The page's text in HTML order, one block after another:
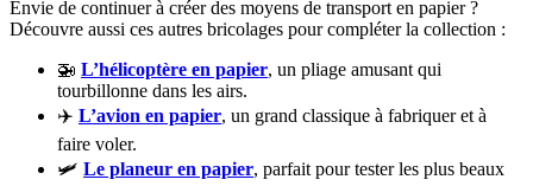
Envie de continuer à créer des moyens de transport en papier ?
Découvre aussi ces autres bricolages pour compléter la collection :
🚁 L’hélicoptère en papier, un pliage amusant qui
tourbillonne dans les airs.
✈️ L’avion en papier, un grand classique à fabriquer et à
faire voler.
🛩️ Le planeur en papier, parfait pour tester les plus beaux